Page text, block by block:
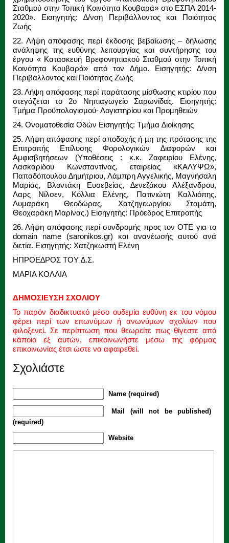
Σταθµού στην Τοπική Κοινότητα Κουβαρά» στο ΕΣΠΑ 2014-
2020». Εισηγητής: ∆/νση Περιβάλλοντος και Ποιότητας
Ζωής
22. Λήψη απόφασης περί έκδοσης βεβαίωσης – δήλωσης
ανάληψης της ευθύνης λειτουργίας και συντήρησης του
έργου « Κατασκευή Βρεφονηπιακού Σταθµού στην Τοπική
Κοινότητα Κουβαρά» από τον ∆ήµο. Εισηγητής: ∆/νση
Περιβάλλοντος και Ποιότητας Ζωής
23. Λήψη απόφασης περί παράτασης µίσθωσης κτιρίου που
στεγάζεται το 2ο Νηπιαγωγείο Σαρωνίδας. Εισηγητής:
Τµήµα Προϋπολογισµού- Λογιστηρίου και Προµηθειών
24. Ονοµατοθεσία Οδών Εισηγητής: Τµήµα ∆ιοίκησης
25. Λήψη απόφασης περί αποδοχής ή µη της πρότασης της
Επιτροπής Επίλυσης Φορολογικών ∆ιαφορών και
Αµφισβητήσεων (Υποθέσεις : κ.κ. Ζαφειρίου Ελένης,
Λασκαρίδου Κωνσταντίνας, εταιρείας «ΚΑΛΥΨΩ»,
Παπαδόπουλου ∆ηµήτριου, Λάµπρη Αγγελικής, Μαγνήσαλη
Μαρίας, Βλοντάκη Ευσεβείας, ∆ενεζάκου Αλέξανδρου,
Λαρς Νίλσεν, Κόλλια Ελένης, Πατινιώτη Καλλιόπης,
Λυµαράκη Θεοδώρας, Χατζηγεωργίου Σταµάτη,
Θεοχαράκη Μαρίνας.) Εισηγητής: Πρόεδρος Επιτροπής
26. Λήψη απόφασης περί συνδροµής προς τον ΟΤΕ για το
domain name (saronikos.gr) και ανανέωσής αυτού ανά
διετία. Εισηγητής: Χατζηκωστή Ελένη
ΗΠΡΟΕ∆ΡΟΣ ΤΟΥ ∆.Σ.
ΜΑΡΙΑ ΚΟΛΛΙΑ
ΔΗΜΟΣΙΕΥΣΗ ΣΧΟΛΙΟΥ
Το παρόν διαδικτυακό μέσο ουδεμία ευθύνη εκ του νόμου
φέρει περί των επωνύμων ή ανωνύμων σχολίων που
φιλοξενεί. Σε περίπτωση που θεωρείτε πως θίγεστε από
κάποιο εξ αυτών, επικοινωνήστε μέσω της φόρμας
επικοινωνίας έτσι ώστε να αφαιρεθεί.
Σχολιάστε
Name (required)
Mail (will not be published)
(required)
Website